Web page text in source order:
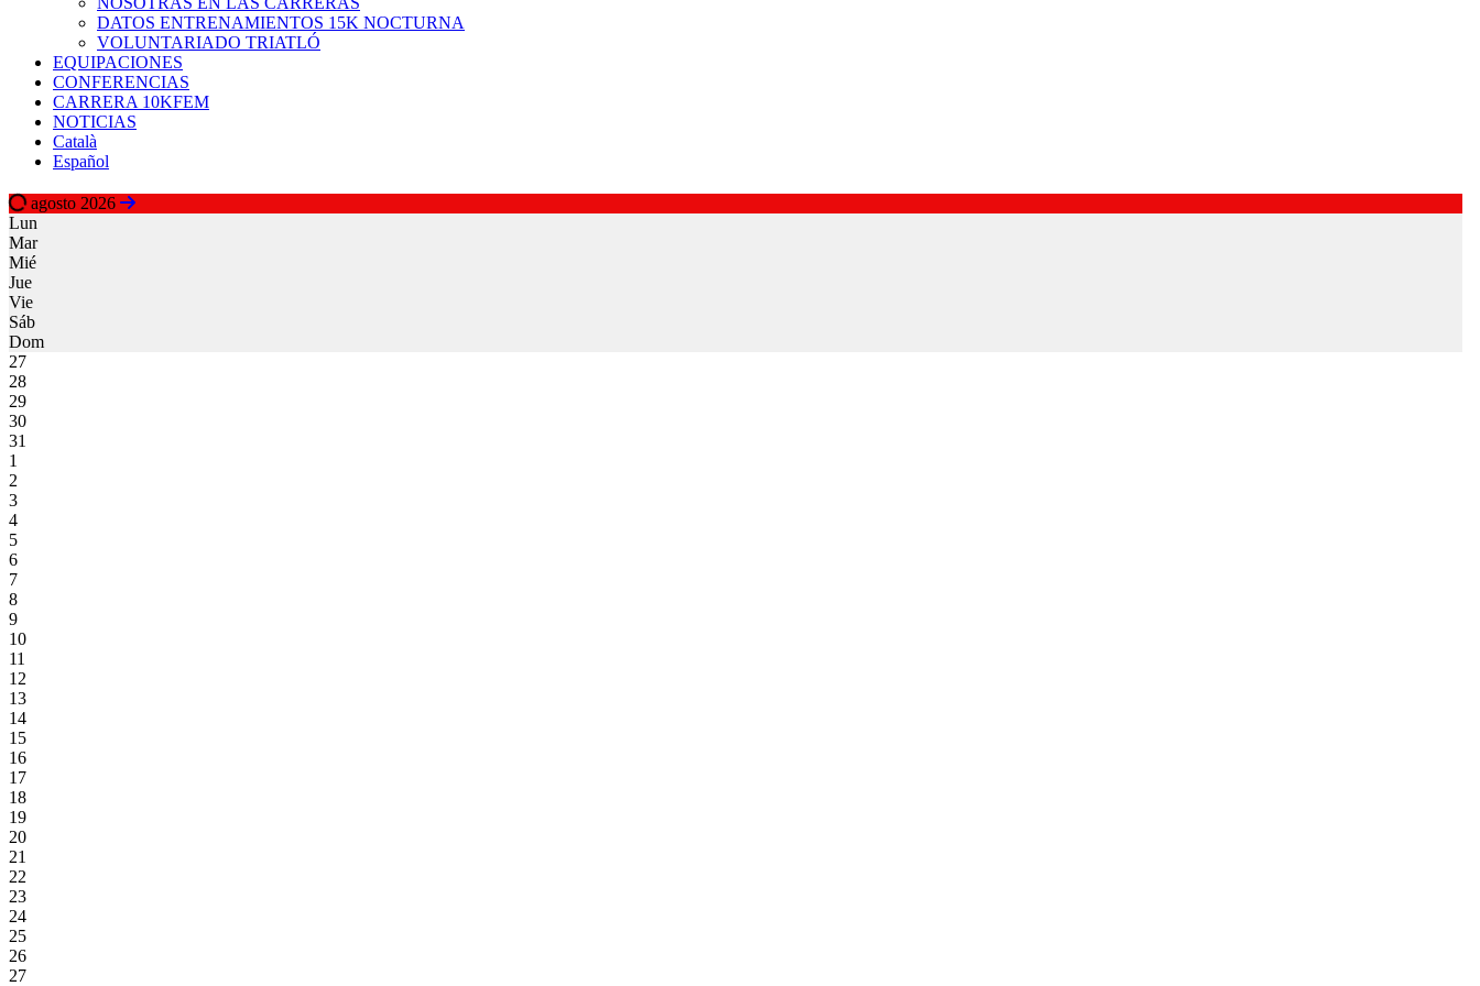
DATOS ENTRENAMIENTOS 15K NOCTURNA
VOLUNTARIADO TRIATLÓ
EQUIPACIONES
CONFERENCIAS
CARRERA 10KFEM
NOTICIAS
Català
Español
agosto 2026
Lun
Mar
Mié
Jue
Vie
Sáb
Dom
27
28
29
30
31
1
2
3
4
5
6
7
8
9
10
11
12
13
14
15
16
17
18
19
20
21
22
23
24
25
26
27